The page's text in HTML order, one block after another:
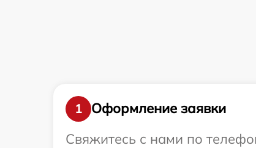
1
Оформление заявки
Свяжитесь с нами по